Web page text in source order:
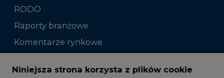
RODO
Raporty branżowe
Komentarze rynkowe
Zmiany kadrowe na rynku
Niniejsza strona korzysta z plików cookie